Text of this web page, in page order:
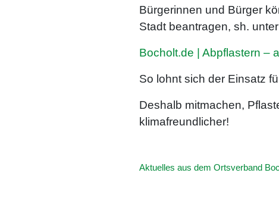
Bürgerinnen und Bürger
Stadt beantragen, sh. unter
Bocholt.de | Abpflastern –
So lohnt sich der Einsatz
Deshalb mitmachen,
klimafreundlicher!
Aktuelles aus dem Ortsverband